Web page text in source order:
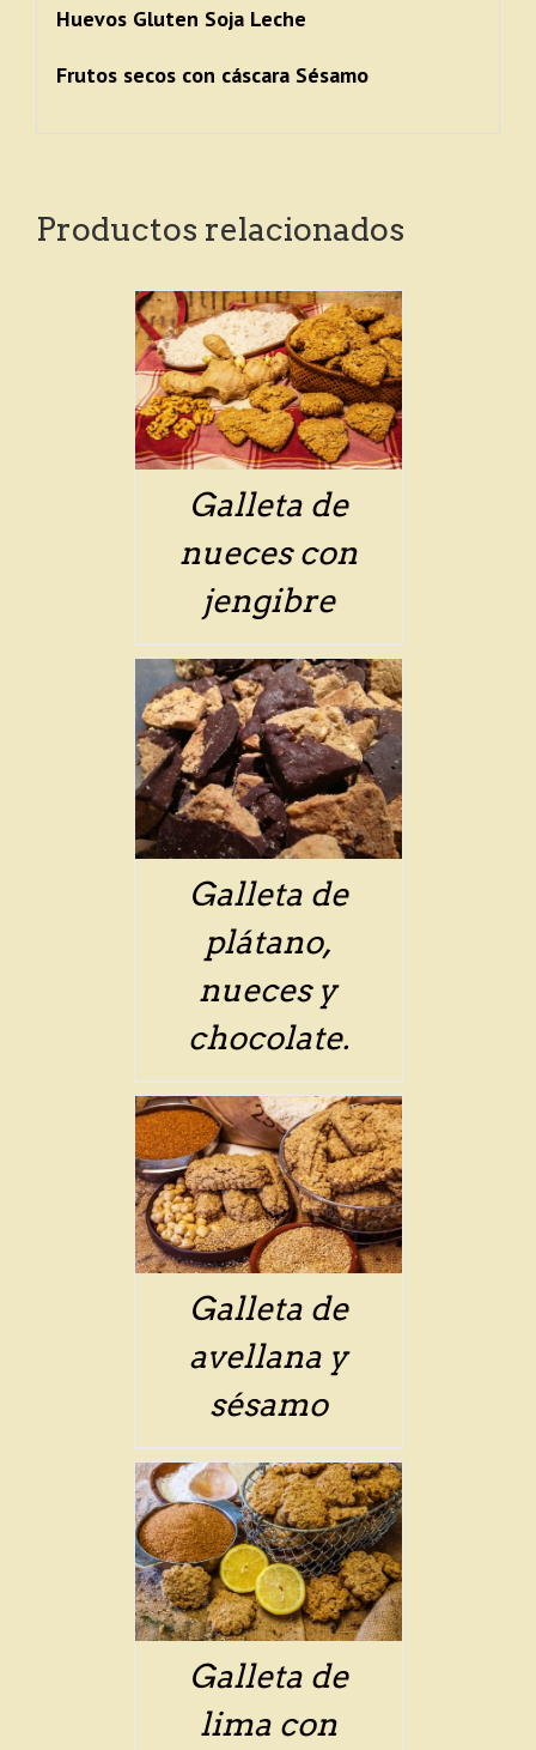
Huevos Gluten Soja Leche
Frutos secos con cáscara Sésamo
Productos relacionados
Galleta de
nueces con
jengibre
Galleta de
plátano,
nueces y
chocolate.
Galleta de
avellana y
sésamo
Galleta de
lima con